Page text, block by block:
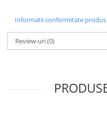
Informatii conformitate produs
Review-uri(0)